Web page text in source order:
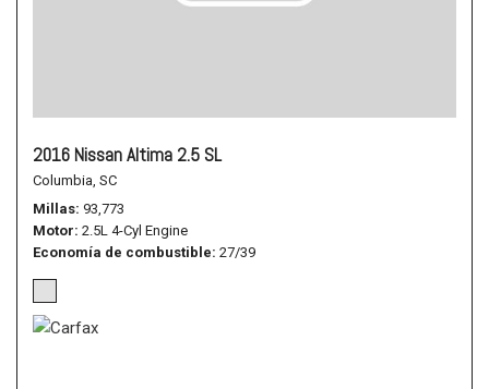
2016 Nissan Altima 2.5 SL
Columbia, SC
Millas 93,773
Motor 2.5L 4-Cyl Engine
Economía de combustible 27/39